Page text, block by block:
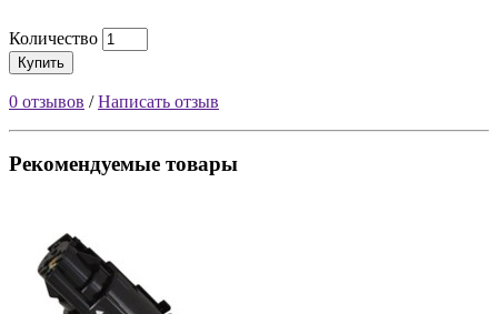
Количество
Купить
0 отзывов /Написать отзыв
Рекомендуемые товары